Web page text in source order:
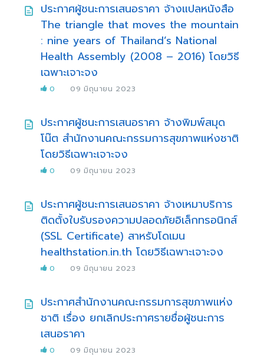
ประกาศผู้ชนะการเสนอราคา จ้างแปลหนังสือ
The triangle that moves the mountain
: nine years of Thailand’s National
Health Assembly (2008 – 2016) โดยวิธี
เฉพาะเจาะจง
0 09 มิถุนายน 2023
ประกาศผู้ชนะการเสนอราคา จ้างพิมพ์สมุด
โน๊ต สำนักงานคณะกรรมการสุขภาพแห่งชาติ
โดยวิธีเฉพาะเจาะจง
0 09 มิถุนายน 2023
ประกาศผู้ชนะการเสนอราคา จ้างเหมาบริการ
ติดตั้งใบรับรองความปลอดภัยอิเล็กทรอนิกส์
(SSL Certificate) สาหรับโดเมน
healthstation.in.th โดยวิธีเฉพาะเจาะจง
0 09 มิถุนายน 2023
ประกาศสำนักงานคณะกรรมการสุขภาพแห่ง
ชาติ เรื่อง ยกเลิกประกาศรายชื่อผู้ชนะการ
เสนอราคา
0 09 มิถุนายน 2023